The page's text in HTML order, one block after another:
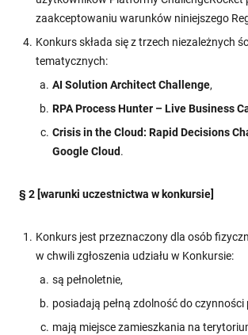
zaakceptowaniu warunków niniejszego
Konkurs składa się z trzech niezależnych
tematycznych:
AI Solution Architect Challenge,
RPA Process Hunter – Live Business
Crisis in the Cloud: Rapid Decisions
Google Cloud.
§ 2 [warunki uczestnictwa w konkursie]
Konkurs jest przeznaczony dla osób
w chwili zgłoszenia udziału w Konkursie:
są pełnoletnie,
posiadają pełną zdolność do czynności
mają miejsce zamieszkania na